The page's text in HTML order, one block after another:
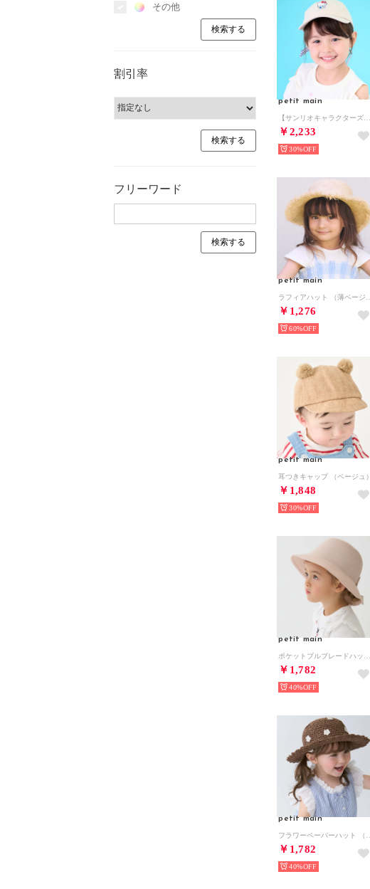
その他
割引率
フリーワード
petit main
￥2,233
30%
petit main
￥1,276
60%
petit main
耳つきキャップ （ベージュ）
￥1,848
30%
petit main
￥1,782
40%
petit main
￥1,782
40%